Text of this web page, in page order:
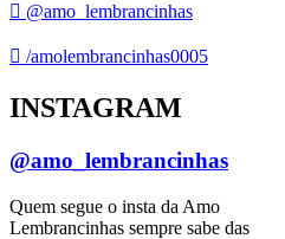
@amo_lembrancinhas
/amolembrancinhas0005
INSTAGRAM
@amo_lembrancinhas
Quem segue o insta da Amo
Lembrancinhas sempre sabe das